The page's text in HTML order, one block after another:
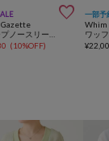

(10%OFF)
一部予
Whim
¥